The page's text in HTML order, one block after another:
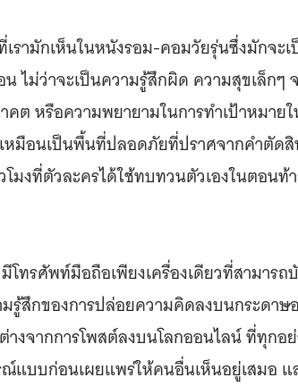
รามักเห็นในหนังรอม-คอมวัยรุ่นซึ่งมักจะเ
ไม่ว่าจะเป็นความรู้สึกผิด ความสุขเล็กๆ
หรือความพยายามในการทำเป้าหมายใ
มือนเป็นพื้นที่ปลอดภัยที่ปราศจากคำตัดสิ
มงที่ตัวละครได้ใช้ทบทวนตัวเองในตอนท้
โทรศัพท์มือถือเพียงเครื่องเดียวที่สามาร
สึกของการปล่อยความคิดลงบนกระดาษ
างจากการโพสต์ลงบนโลกออนไลน์ ที่ทุกอ
แบบก่อนเผยแพร่ให้คนอื่นเห็นอยู่เสมอ